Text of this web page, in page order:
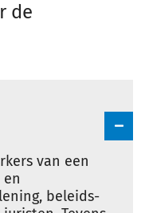
de
van een
beleids-